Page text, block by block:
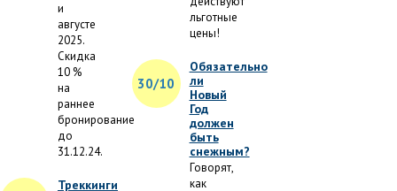
и
августе
2025.
Скидка
10 %
на
раннее
бронирование
до
31.12.24.
Треккинги
льготные
цены!
30/10
Обязательно
ли
Новый
Год
должен
быть
снежным?
Говорят,
как